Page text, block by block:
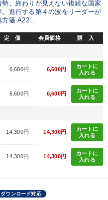
。終わりが見えない複雑な国家
進行する第４の波をリーダーが
方箋 A22...
定 価 会員価格 購 入
6,600円 6,600円
カートに
入れる
6,600円 6,600円
カートに
入れる
14,300円 14,300円
カートに
入れる
14,300円 14,300円
カートに
入れる
ダウンロード対応